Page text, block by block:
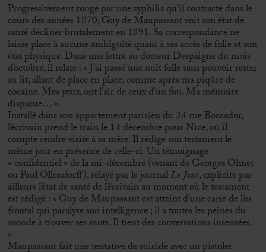
Progressivement rongé par une syphilis qu’il contracte dans le
cours des années 1870, Guy de Maupassant voit son état de
santé décliner brutalement en 1891. Sa correspondance ne
laisse place à aucune ambiguïté quant à ses accès de folie et son
état physique. Dans une lettre au docteur Despaigne du mois
d’octobre, il relate : « J’ai passé une nuit folle sans pouvoir rester
au lit, allant de place en place, comme après ma piqûre de
cocaïne. Mes yeux, ont l’air de ceux d’un fou. Ma mémoire
disparue… ».
Installé dans son appartement parisien du 24 rue Boccador,
l’écrivain prend le train le 14 décembre pour Nice, où il
compte rendre visite à sa mère. Il rédige son testament le
même jour en présence de celle-ci. Un témoignage
« confidentiel » de la mi-décembre (venant de Georges Ohnet
ou Paul Ollendorff), relayé par le journalLe Jour, explicite par
ailleurs l’état de santé de l’écrivain au moment où le testament
est rédigé : « Guy de Maupassant est atteint d’une carie de l’os
frontal qui paralyse son intelligence ; il a toutes les peines du
monde à trouver ses mots. Il tient des conversations insensées.
»
Maupassant fait une tentative de suicide avec un pistolet